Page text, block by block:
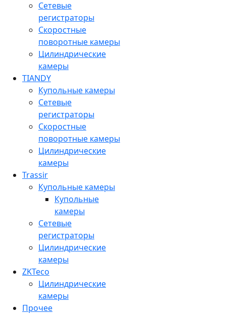
Сетевые
регистраторы
Скоростные
поворотные камеры
Цилиндрические
камеры
TIANDY
Купольные камеры
Сетевые
регистраторы
Скоростные
поворотные камеры
Цилиндрические
камеры
Trassir
Купольные камеры
Купольные
камеры
Сетевые
регистраторы
Цилиндрические
камеры
ZKTeco
Цилиндрические
камеры
Прочее